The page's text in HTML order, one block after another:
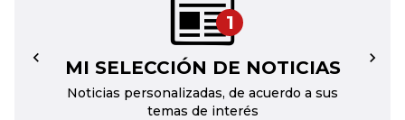
1
MI SELECCIÓN DE NOTICIAS
Noticias personalizadas, de acuerdo a sus
temas de interés
← →